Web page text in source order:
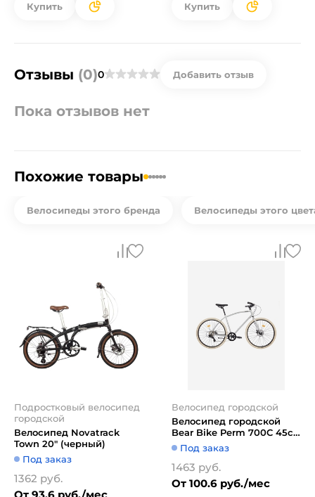
Купить Купить
Отзывы (0)0 Добавить отзыв
Пока отзывов нет
Похожие товары
Велосипеды этого бренда Велосипеды этого
Подростковый велосипед
городской
Велосипед Novatrack
Town 20" (черный)
Под заказ
1362 руб.
Велосипед городской
Велосипед городской
Bear Bike Perm 700C 45см
1BKB1C188001 (хром)
Под заказ
1463 руб.
От 100.6 руб./мес